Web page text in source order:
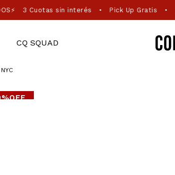
3 Cuotas sin interés • Pick Up Gratis •
CQ SQUAD